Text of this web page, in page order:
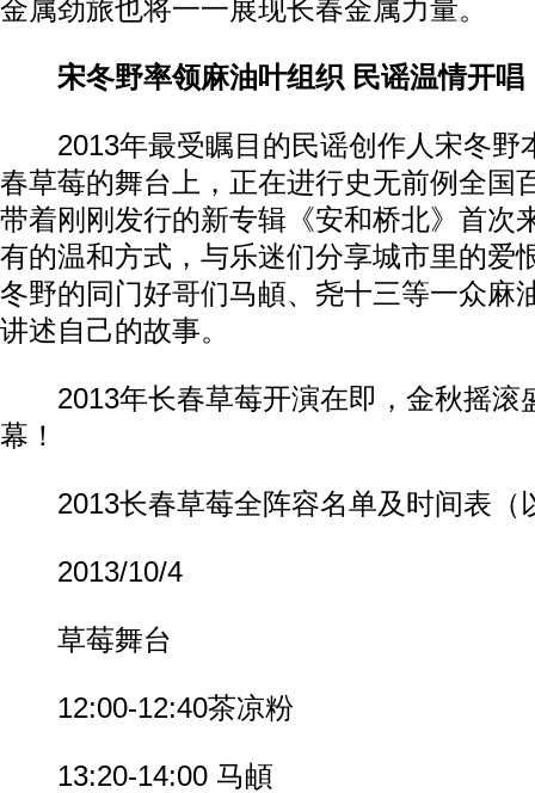
金属劲旅也将一一展现长春金属力量。
宋冬野率领麻油叶组织 民谣温情开唱
2013年最受瞩目的民谣创作人宋冬野
春草莓的舞台上，正在进行史无前例全国
带着刚刚发行的新专辑《安和桥北》首次
有的温和方式，与乐迷们分享城市里的爱
冬野的同门好哥们马頔、尧十三等一众麻
讲述自己的故事。
2013年长春草莓开演在即，金秋摇滚
幕！
2013长春草莓全阵容名单及时间表（
2013/10/4
草莓舞台
12:00-12:40茶凉粉
13:20-14:00 马頔